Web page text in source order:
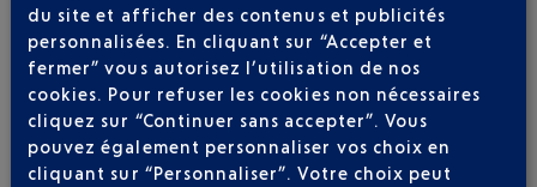
APPLICATION AÉROPORT NICE
du site et afficher des contenus et publicités
personnalisées. En cliquant sur “Accepter et
fermer” vous autorisez l’utilisation de nos
cookies. Pour refuser les cookies non nécessaires
cliquez sur “Continuer sans accepter”. Vous
pouvez également personnaliser vos choix en
cliquant sur “Personnaliser”. Votre choix peut